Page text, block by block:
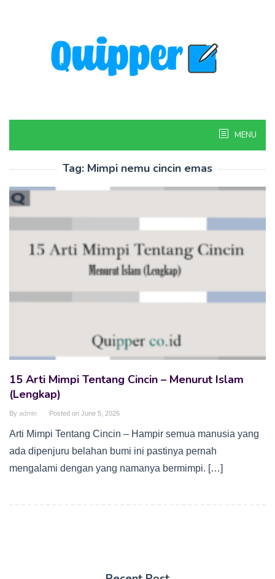
MENU
Tag: Mimpi nemu cincin emas
15 Arti Mimpi Tentang Cincin – Menurut Islam
(Lengkap)
By admin Posted on June 5, 2026
Arti Mimpi Tentang Cincin – Hampir semua manusia yang
ada dipenjuru belahan bumi ini pastinya pernah
mengalami dengan yang namanya bermimpi. […]